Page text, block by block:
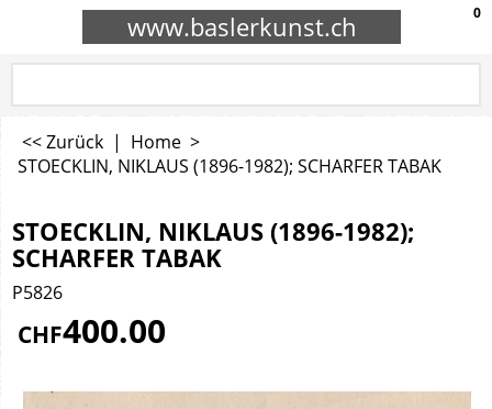
www.baslerkunst.ch 0
<< Zurück | Home >
STOECKLIN, NIKLAUS (1896-1982); SCHARFER TABAK
STOECKLIN, NIKLAUS (1896-1982);
SCHARFER TABAK
P5826
CHF400.00